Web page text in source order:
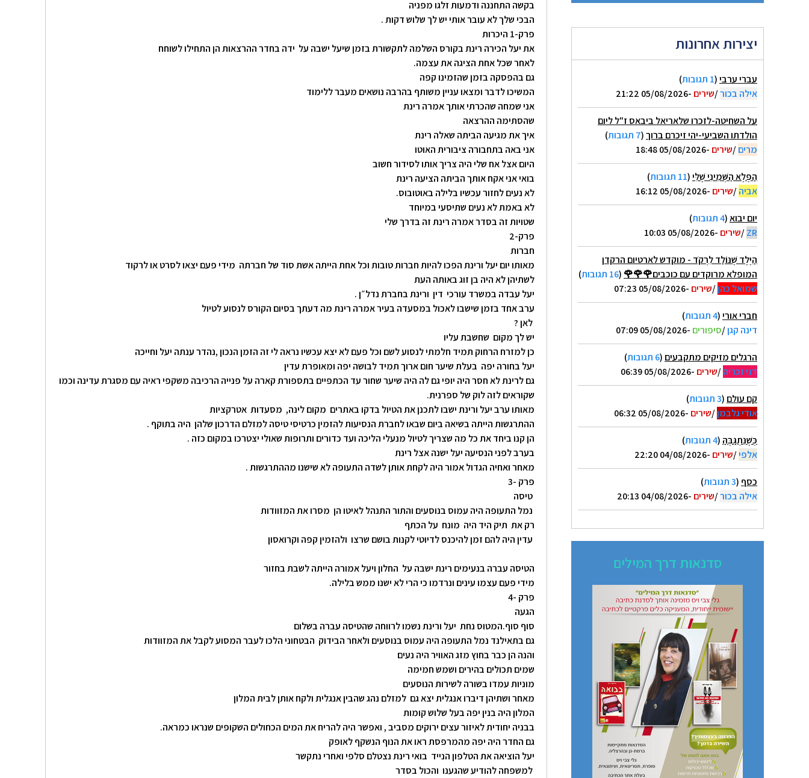
יצירות אחרונות
עברי ערבי(1 תגובות
)
אילה בכור/שירים -05/08/2026 21:22
על השחיטה-לזכרו שלאריאל ביבאס ז"ל ליום
הולדתו השביעי-יהי זיכרם ברוך(7 תגובות
)
מרים/שירים -05/08/2026 18:48
הַפֶּלֶא הַשְּׁמִינִי שֶׁלִּי(11 תגובות
)
אביה/שירים -05/08/2026 16:12
יום יבוא(4 תגובות
)
ZR
/שירים -05/08/2026 10:03
הַיֶּלֶד שֶׁנּוֹלַד לִרְקֹד - מוקדש לארטיום הרקדן
המופלא מרוקדים עם כוכבים🌹🌹🌹 (16 תגובות
)
שמואל כהן/שירים -05/08/2026 07:23
חברי אורי(4 תגובות
)
דינה קגן/סיפורים -05/08/2026 07:09
הרגלים מזיקים מתקבעים (6 תגובות
)
דני זכריה/שירים -05/08/2026 06:39
קם עולם (3 תגובות
)
אודי גלבמן/שירים -05/08/2026 06:32
כְּשֶׁנִּתְגַּבֶּהַּ (4 תגובות
)
אלפי/שירים -04/08/2026 22:20
כסף (3 תגובות
)
אילה בכור/שירים -04/08/2026 20:13
סדנאות דרך המילים
בקשה התחננה ודמעות זלגו מפניה
הבכי שלך לא עובר אותי יש לך שלוש דקות .
פרק-1 היכרות
את יעל הכירה רינת בקורס השלמה לתקשורת בזמן שיעל ישבה על ידה בחדר ההרצאות הן התחילו לשוחח
לאחר שכל אחת הציגה את עצמה.
גם בהפסקה בזמן שהזמינו קפה
המשיכו לדבר ומצאו עניין משותף בהרבה נושאים מעבר ללימוד
אני שמחה שהכרתי אותך אמרה רינת
שהסתימה ההרצאה
איך את מגיעה הביתה שאלה רינת
אני באה בתחבורה ציבורית האוטו
היום אצל אח שלי היה צריך אותו לסידור חשוב
בואי אני אקח אותך הביתה הציעה רינת
לא נעים לחזור עכשיו בלילה באוטובוס.
לא באמת לא נעים שתיסעי במיוחד
שטויות זה בסדר אמרה רינת זה בדרך שלי
פרק-2
חברות
מאותו יום יעל ורינת הפכו להיות חברות טובות וכל אחת הייתה אשת סוד של חברתה מידי פעם יצאו לסרט או לרקוד
לשתיהן לא היה בן זוג באותה העת
יעל עבדה במשרד עורכי דין ורינת בחברת נדל״ן .
ערב אחד בזמן שישבו לאכול במסעדה בעיר אמרה רינת מה דעתך בסיום הקורס לנסוע לטיול
לאן ?
יש לך מקום שחשבת עליו
כן למזרח הרחוק תמיד חלמתי לנסוע לשם וכל פעם לא יצא עכשיו נראה לי זה הזמן הנכון ,נהדר ענתה יעל וחייכה
יעל בחורה יפה בעלת שיער חום ארוך תמיד לבושה יפה ומאופרת עדין
גם לרינת לא חסר היה יופי גם לה היה שיער שחור עד הכתפיים בתספורת קארה על פנייה הרכיבה משקפי ראיה עם מסגרת עדינה וכמו
שקוראים לזה לוק של ספרנית.
מאותו ערב יעל ורינת ישבו לתכנן את הטיול בדקו באתרים מקום לינה, מסעדות אטרקציות
ההתרגשות הייתה בשיאה ביום שבאו לחברת הנסיעות להזמין כרטיסי טיסה למזלם הדרכון שלהן היה בתוקף .
הן קנו ביחד את כל מה שצריך לטיול מנעלי הליכה ועד כדורים ותרופות שאולי יצטרכו במקום כזה .
בערב לפני הנסיעה יעל ישנה אצל רינת
מאחר ואחיה הגדול אמור היה לקחת אותן לשדה התעופה לא שישנו מההתרגשות .
פרק -3
טיסה
נמל התעופה היה עמוס בנוסעים והתור התנהל לאיטו הן מסרו את המזוודות
רק את תיק היד היה מונח על הכתף
עדין היה להם זמן להיכנס לדיוטי לקנות בושם שרצו ולהזמין קפה וקרואסון
הטיסה עברה בנעימים רינת ישבה על החלון ויעל אמורה הייתה לשבת בחזור
מידי פעם עצמו עינים ונרדמו כי הרי לא ישנו ממש בלילה.
פרק -4
הגעה
סוף סוף.המטוס נחת יעל ורינת נשמו לרווחה שהטיסה עברה בשלום
גם בתאילנד נמל התעופה היה עמוס בנוסעים ולאחר הבידוק הבטחוני הלכו לעבר המסוע לקבל את המזוודות
והנה הן כבר בחוץ מזג האוויר היה נעים
שמים תכולים בהירים ושמש חמימה
מוניות עמדו בשורה לשירות הנוסעים
מאחר ושתיהן דיברו אנגלית יצא גם למזלם נהג שהבין אנגלית ולקח אותן לבית המלון
המלון היה בנין יפה בעל שלוש קומות
בבניה יחודית לאיזור עצים ירוקים מסביב , ואפשר היה להריח את המים הכחולים השקופים שנראו כמראה.
גם החדר היה יפה מהמרפסת ראו את הנוף הנשקף לאופק
יעל הוציאה את הטלפון הנייד בואי רינת נצטלם סלפי ואחרי נתקשר
למשפחה להודיע שהגענו והכול בסדר